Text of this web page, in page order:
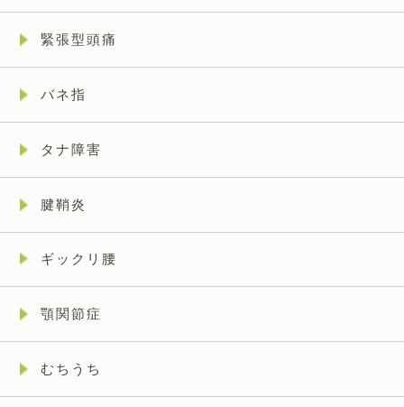
緊張型頭痛
バネ指
タナ障害
腱鞘炎
ギックリ腰
顎関節症
むちうち